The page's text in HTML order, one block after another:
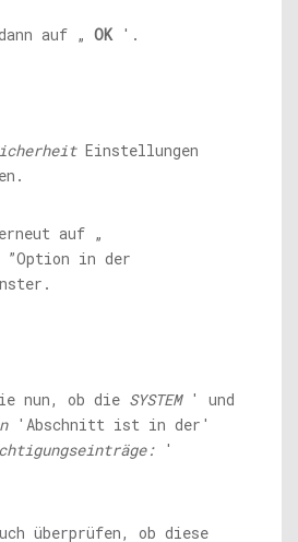
auf „ OK'.
Einstellungen
auf „
”Option in der
nun, ob die SYSTEM' und
'Abschnitt ist in der'
'
überprüfen, ob diese